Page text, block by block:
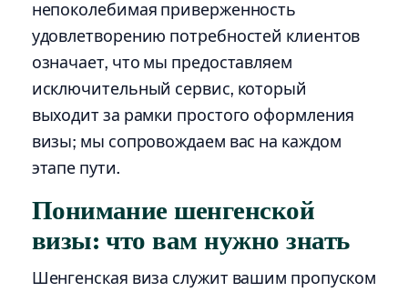
непоколебимая приверженность
удовлетворению потребностей клиентов
означает, что мы предоставляем
исключительный сервис, который
выходит за рамки простого оформления
визы; мы сопровождаем вас на каждом
этапе пути.
Понимание шенгенской
визы: что вам нужно знать
Шенгенская виза служит вашим пропуском